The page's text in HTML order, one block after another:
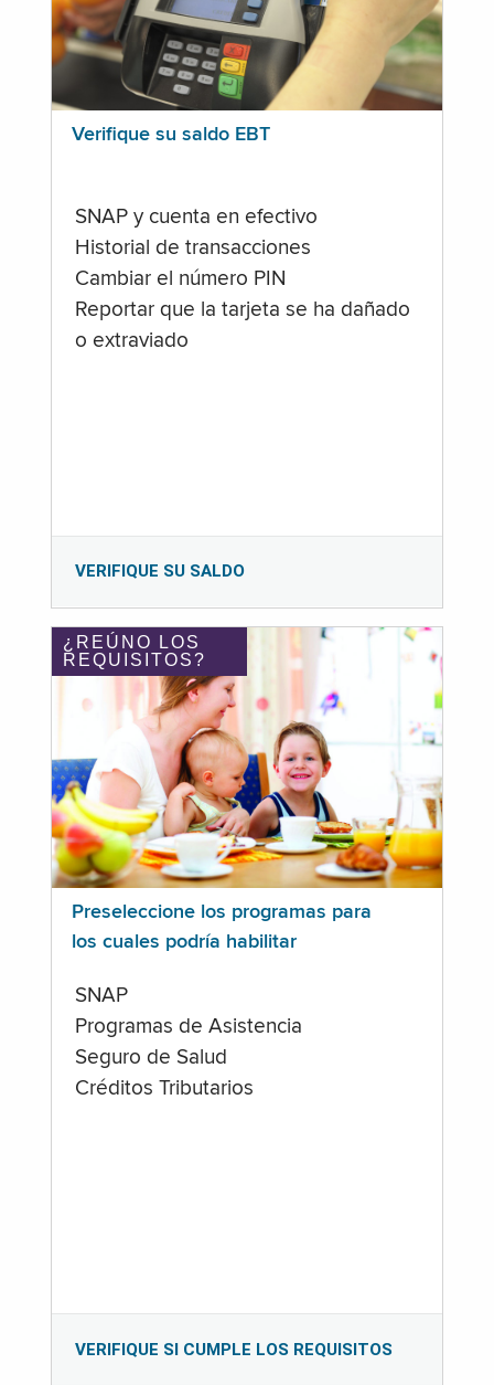
Verifique su saldo EBT
SNAP y cuenta en efectivo
Historial de transacciones
Cambiar el número PIN
Reportar que la tarjeta se ha dañado
o extraviado
VERIFIQUE SU SALDO
¿REÚNO LOS
REQUISITOS?
Preseleccione los programas para
los cuales podría habilitar
SNAP
Programas de Asistencia
Seguro de Salud
Créditos Tributarios
VERIFIQUE SI CUMPLE LOS REQUISITOS